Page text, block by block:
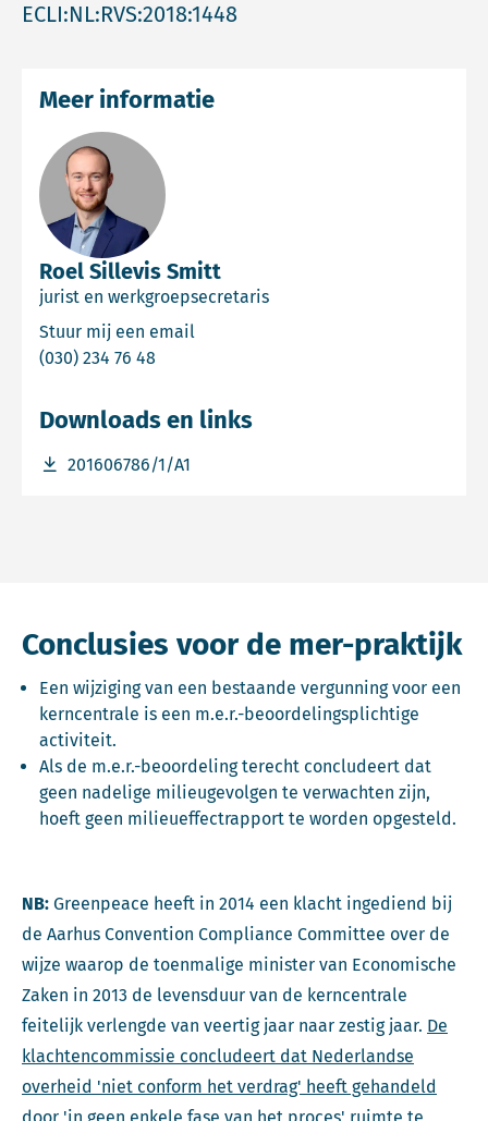
ECLI:NL:RVS:2018:1448
Roel Sillevis Smitt
jurist en werkgroepsecretaris
Stuur mij een email
(030) 234 76 48
Meer informatie
Downloads en links
201606786/1/A1
Download bestand 201606786/1/A1
Conclusies voor de mer-praktijk
Een wijziging van een bestaande vergunning voor een
kerncentrale is een m.e.r.-beoordelingsplichtige
activiteit.
Als de m.e.r.-beoordeling terecht concludeert dat
geen nadelige milieugevolgen te verwachten zijn,
hoeft geen milieueffectrapport te worden opgesteld.
NB: Greenpeace heeft in 2014 een klacht ingediend bij
de Aarhus Convention Compliance Committee over de
wijze waarop de toenmalige minister van Economische
Zaken in 2013 de levensduur van de kerncentrale
feitelijk verlengde van veertig jaar naar zestig jaar. De
klachtencommissie concludeert dat Nederlandse
overheid 'niet conform het verdrag' heeft gehandeld